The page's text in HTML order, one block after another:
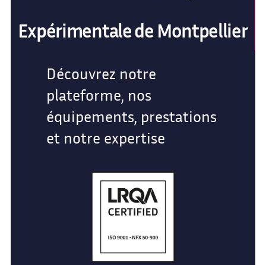
Expérimentale de Montpellier
Découvrez notre
plateforme, nos
équipements, prestations
et notre expertise